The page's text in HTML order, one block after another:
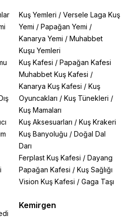
öğrenmesi veya
kedinizle aranızdaki bağı
veya stres altındaki kediler için
Nelere Dikkat
aşağıdaki faktörleri göz
kaliteli protein
özen gösterin. Katkı
ve renklendirici içermeyen
yüksek kalorili olabilir, bu yüzden
günlük kalori alımını
Kuş Yemleri / Versele Laga Kuş
Yemi / Papağan Yemi /
Kanarya Yemi / Muhabbet
Kuşu Yemleri
Kuş Kafesi / Papağan Kafesi
Muhabbet Kuş Kafesi /
Kanarya Kuş Kafesi / Kuş
Oyuncakları / Kuş Tünekleri /
Kuş Mamaları
Kuş Aksesuarları / Kuş Krakeri
Kuş Banyoluğu / Doğal Dal
Darı
Ferplast Kuş Kafesi / Dayang
Papağan Kafesi / Kuş Sağlığı
Vision Kuş Kafesi / Gaga Taşı
Kemirgen